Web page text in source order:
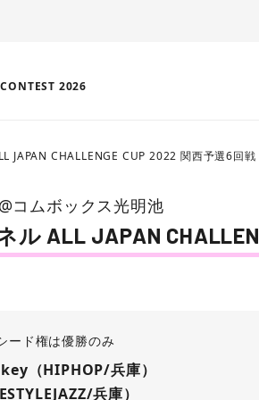
2026
JAPAN CHALLENGE CUP 2022 関西予選6回戦
@コムボックス光明池
ル ALL JAPAN
ード権は優勝のみ
（HIPHOP/兵庫）
兵庫）